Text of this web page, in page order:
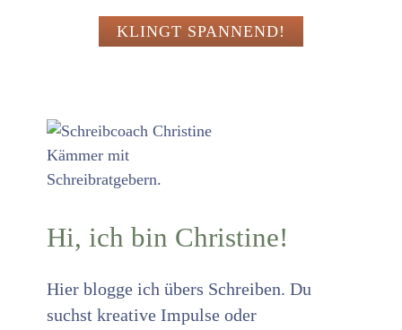
KLINGT SPANNEND!
Hi, ich bin Christine!
Hier blogge ich übers Schreiben. Du
suchst kreative Impulse oder